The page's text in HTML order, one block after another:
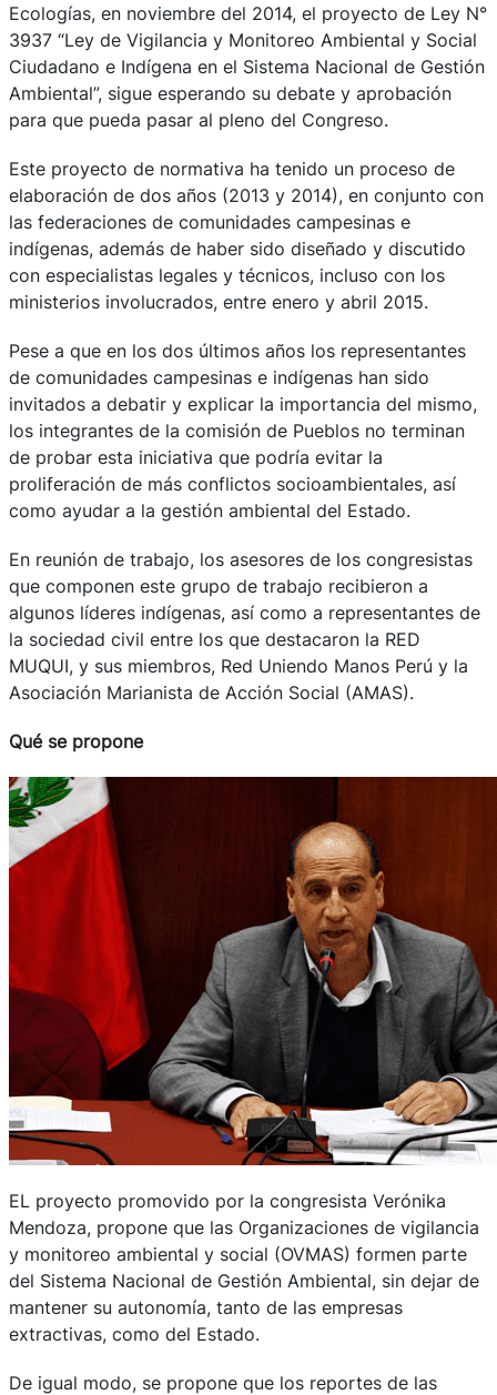
Ecologías, en noviembre del 2014, el proyecto de Ley N°
3937 “Ley de Vigilancia y Monitoreo Ambiental y Social
Ciudadano e Indígena en el Sistema Nacional de Gestión
Ambiental”, sigue esperando su debate y aprobación
para que pueda pasar al pleno del Congreso.
Este proyecto de normativa ha tenido un proceso de
elaboración de dos años (2013 y 2014), en conjunto con
las federaciones de comunidades campesinas e
indígenas, además de haber sido diseñado y discutido
con especialistas legales y técnicos, incluso con los
ministerios involucrados, entre enero y abril 2015.
Pese a que en los dos últimos años los representantes
de comunidades campesinas e indígenas han sido
invitados a debatir y explicar la importancia del mismo,
los integrantes de la comisión de Pueblos no terminan
de probar esta iniciativa que podría evitar la
proliferación de más conflictos socioambientales, así
como ayudar a la gestión ambiental del Estado.
En reunión de trabajo, los asesores de los congresistas
que componen este grupo de trabajo recibieron a
algunos líderes indígenas, así como a representantes de
la sociedad civil entre los que destacaron la RED
MUQUI, y sus miembros, Red Uniendo Manos Perú y la
Asociación Marianista de Acción Social (AMAS).
Qué se propone
EL proyecto promovido por la congresista Verónika
Mendoza, propone que las Organizaciones de vigilancia
y monitoreo ambiental y social (OVMAS) formen parte
del Sistema Nacional de Gestión Ambiental, sin dejar de
mantener su autonomía, tanto de las empresas
extractivas, como del Estado.
De igual modo, se propone que los reportes de las